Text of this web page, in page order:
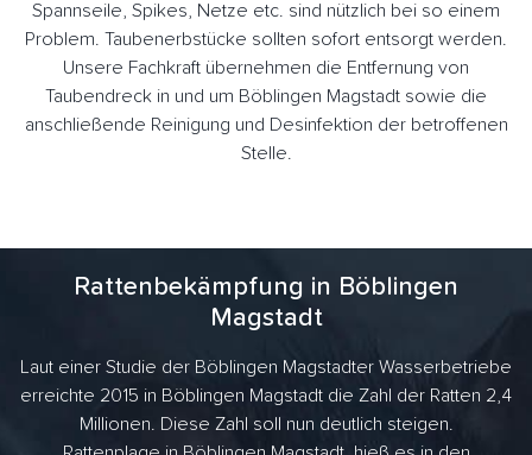
Spannseile, Spikes, Netze etc. sind nützlich bei so einem
Problem. Taubenerbstücke sollten sofort entsorgt werden.
Unsere Fachkraft übernehmen die Entfernung von
Taubendreck in und um Böblingen Magstadt sowie die
anschließende Reinigung und Desinfektion der betroffenen
Stelle.
Rattenbekämpfung in Böblingen
Magstadt
Laut einer Studie der Böblingen Magstadter Wasserbetriebe
erreichte 2015 in Böblingen Magstadt die Zahl der Ratten 2,4
Millionen. Diese Zahl soll nun deutlich steigen.